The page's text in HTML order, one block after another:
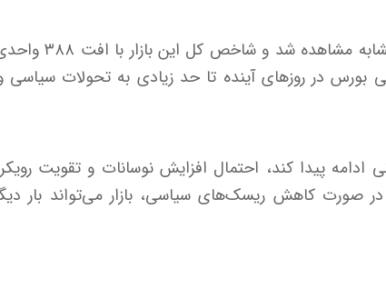
بورس در روزهای آینده تا حد زیادی به تحولات سیاسی و
ادامه پیدا کند، احتمال افزایش نوسانات و تقویت
در صورت کاهش ریسک‌های سیاسی، بازار می‌تواند بار